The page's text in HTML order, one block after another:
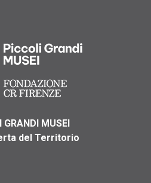
GRANDI MUSEI
del Territorio